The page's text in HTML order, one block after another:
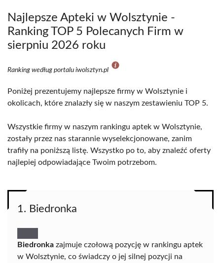
Najlepsze Apteki w Wolsztynie -
Ranking TOP 5 Polecanych Firm w
sierpniu 2026 roku
Ranking według portalu iwolsztyn.pl
Poniżej prezentujemy najlepsze firmy w Wolsztynie i
okolicach, które znalazły się w naszym zestawieniu TOP 5.
Wszystkie firmy w naszym rankingu aptek w Wolsztynie,
zostały przez nas starannie wyselekcjonowane, zanim
trafiły na poniższą listę. Wszystko po to, aby znaleźć oferty
najlepiej odpowiadające Twoim potrzebom.
1. Biedronka
Biedronka zajmuje czołową pozycję w rankingu aptek
w Wolsztynie, co świadczy o jej silnej pozycji na